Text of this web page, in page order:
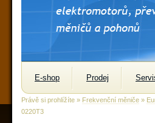
E-shop Prodej
Právě si prohlížíte » Frekvenční měniče »
0220T3